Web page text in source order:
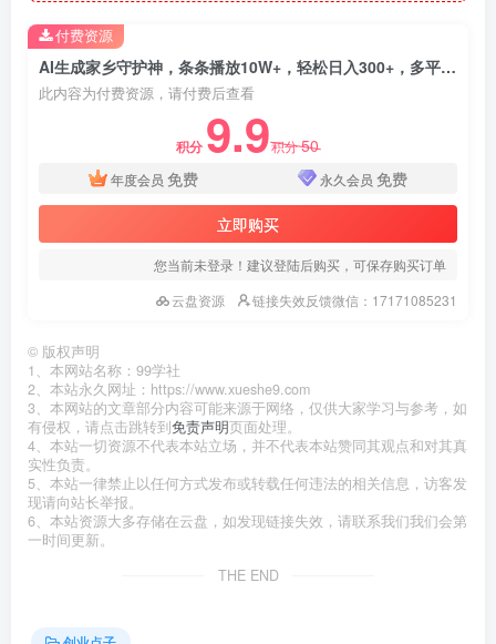
AI生成家乡守护神，条条播放10W+，轻松日入300+，多平台变现
此内容为付费资源，请付费后查看
积分 9.9积分50
年度会员 免费 永久会员 免费
立即购买
您当前未登录！建议登陆后购买，可保存购买订单
云盘资源
链接失效反馈微信：17171085231
付费资源
© 版权声明
1、本网站名称：99学社
2、本站永久网址：https://www.xueshe9.com
3、本网站的文章部分内容可能来源于网络，仅供大家学习与参考，如
有侵权，请点击跳转到免责声明页面处理。
4、本站一切资源不代表本站立场，并不代表本站赞同其观点和对其真
实性负责。
5、本站一律禁止以任何方式发布或转载任何违法的相关信息，访客发
现请向站长举报。
6、本站资源大多存储在云盘，如发现链接失效，请联系我们我们会第
一时间更新。
THE END